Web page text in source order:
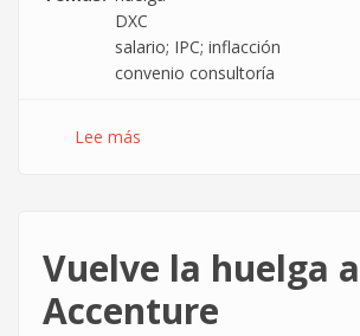
DXC
salario; IPC; inflacción
convenio consultoría
Lee más
Huelga
la
Vuelve la huelga
Accenture